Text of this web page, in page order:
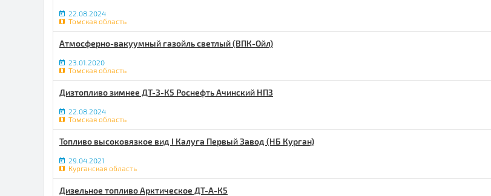
22.08.2024
Томская область
Атмосферно-вакуумный газойль светлый (ВПК-Ойл)
23.01.2020
Томская область
Дизтопливо зимнее ДТ-З-К5 Роснефть Ачинский НПЗ
22.08.2024
Томская область
Топливо высоковязкое вид I Калуга Первый Завод (НБ Курган)
29.04.2021
Курганская область
Дизельное топливо Арктическое ДТ-А-К5